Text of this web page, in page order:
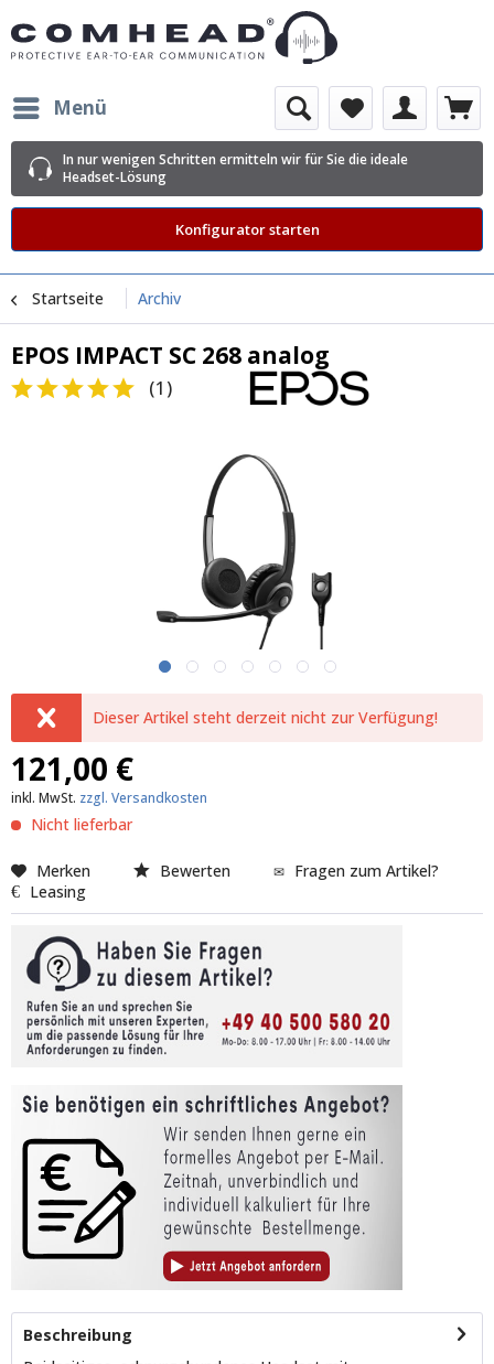
Menü
In nur wenigen Schritten ermitteln wir für Sie die ideale
Headset-Lösung
Konfigurator starten
Startseite Archiv
EPOS IMPACT SC 268 analog
(1 )
Dieser Artikel steht derzeit nicht zur Verfügung!
121,00 €
inkl. MwSt. zzgl. Versandkosten
Nicht lieferbar
Merken Bewerten
Fragen zum Artikel?
Leasing
Beschreibung